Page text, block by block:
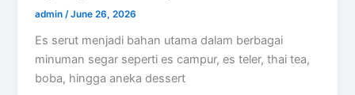
admin /June 26, 2026
Es serut menjadi bahan utama dalam berbagai
minuman segar seperti es campur, es teler, thai tea,
boba, hingga aneka dessert